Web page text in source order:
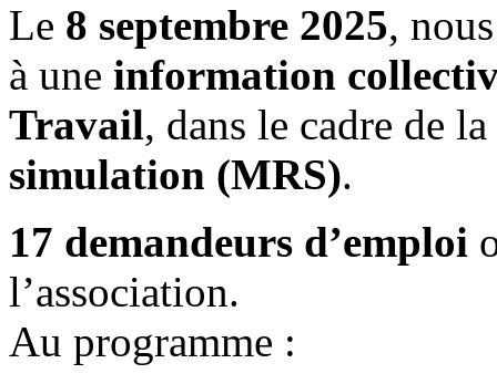
Le 8 septembre 2025,
à une information
Travail, dans le cadre de la
simulation (MRS).
17 demandeurs d’emploi
l’association.
Au programme :